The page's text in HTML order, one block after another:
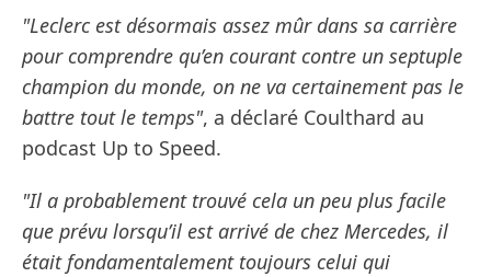
"Leclerc est désormais assez mûr dans sa carrière
pour comprendre qu’en courant contre un septuple
champion du monde, on ne va certainement pas le
battre tout le temps", a déclaré Coulthard au
podcast Up to Speed.
"Il a probablement trouvé cela un peu plus facile
que prévu lorsqu’il est arrivé de chez Mercedes, il
était fondamentalement toujours celui qui